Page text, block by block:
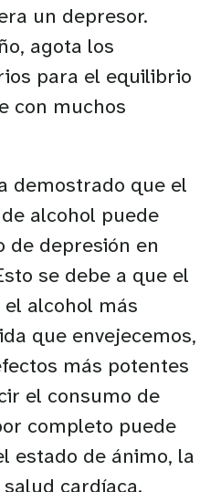
un depresor.
agota los
para el equilibrio
con muchos
demostrado que el
alcohol puede
de depresión en
se debe a que el
alcohol más
que envejecemos,
más potentes
el consumo de
completo puede
estado de ánimo, la
cardíaca.